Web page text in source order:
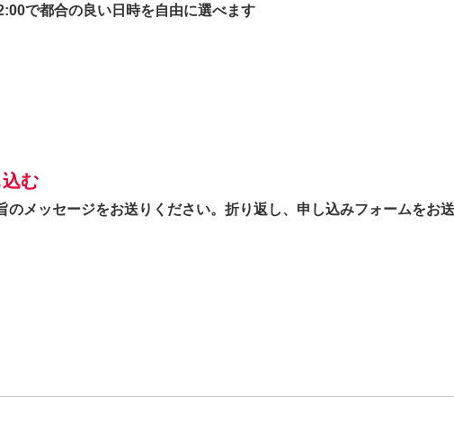
で都合の良い日時を自由に選べます
む
メッセージをお送りください。折り返し、申し込みフォームをお